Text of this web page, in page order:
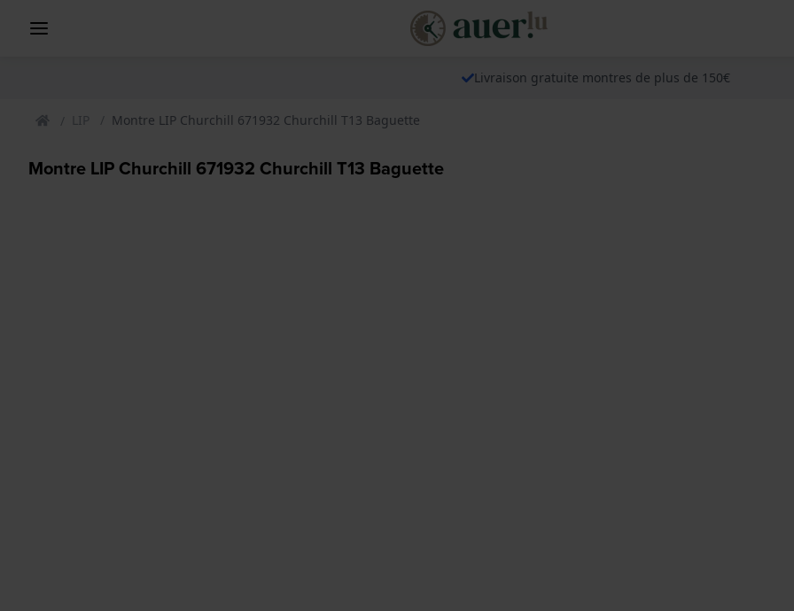
Livraison gratuite montres de plus de 150€
LIP Montre LIP Churchill 671932 Churchill T13 Baguette
Montre LIP Churchill 671932 Churchill T13 Baguette